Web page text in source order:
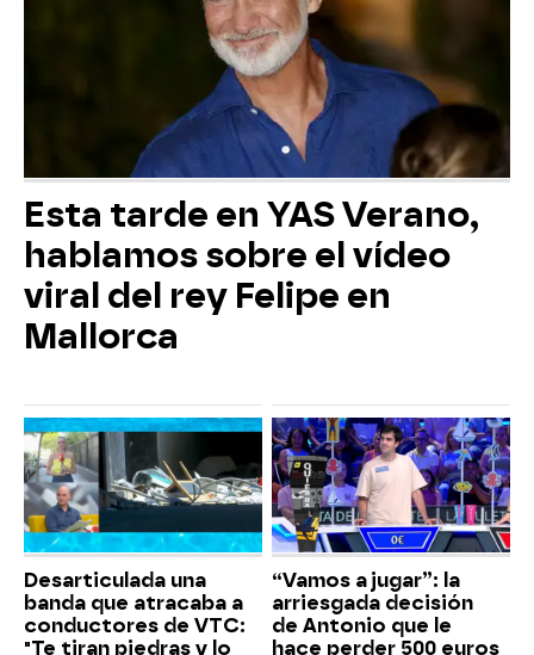
Esta tarde en YAS Verano,
hablamos sobre el vídeo
viral del rey Felipe en
Mallorca
Desarticulada una
banda que atracaba a
conductores de VTC:
"Te tiran piedras y lo
“Vamos a jugar”: la
arriesgada decisión
de Antonio que le
hace perder 500 euros